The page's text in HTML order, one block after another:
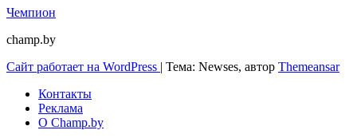
Чемпион
champ.by
Сайт работает на WordPress | Тема: Newses, автор Themeansar
Контакты
Реклама
О Champ.by